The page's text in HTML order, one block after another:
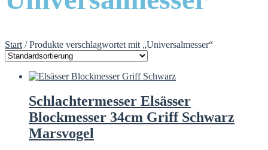
Start / Produkte verschlagwortet mit „Universalmesser“
Schlachtermesser Elsässer
Blockmesser 34cm Griff Schwarz
Marsvogel